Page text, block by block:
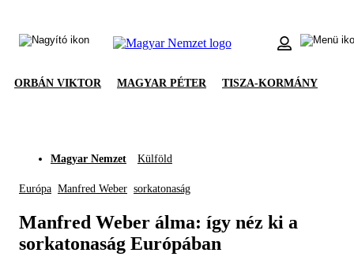
ORBÁN VIKTOR MAGYAR PÉTER TISZA-KORMÁNY
Magyar Nemzet Külföld
Európa Manfred Weber sorkatonaság
Manfred Weber álma: így néz ki a
sorkatonaság Európában